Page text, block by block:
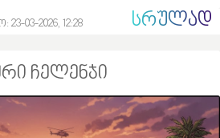
23-03-2026, 12:28 ᲡᲠᲣᲚᲐᲓ
ჩელენჯი